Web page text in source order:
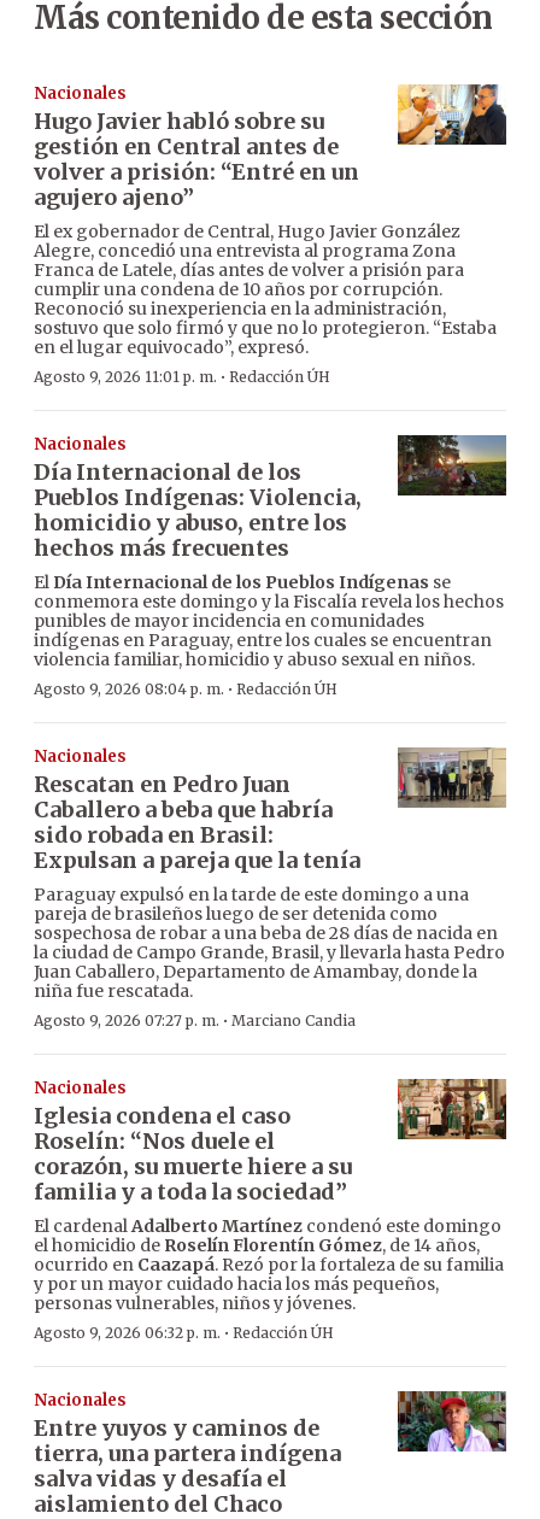
Más contenido de esta sección
Nacionales
Hugo Javier habló sobre su
gestión en Central antes de
volver a prisión: “Entré en un
agujero ajeno”
El ex gobernador de Central, Hugo Javier González
Alegre, concedió una entrevista al programa Zona
Franca de Latele, días antes de volver a prisión para
cumplir una condena de 10 años por corrupción.
Reconoció su inexperiencia en la administración,
sostuvo que solo firmó y que no lo protegieron. “Estaba
en el lugar equivocado”, expresó.
Agosto 9, 2026 11:01 p. m. · Redacción ÚH
Nacionales
Día Internacional de los
Pueblos Indígenas: Violencia,
homicidio y abuso, entre los
hechos más frecuentes
El Día Internacional de los Pueblos Indígenas se
conmemora este domingo y la Fiscalía revela los hechos
punibles de mayor incidencia en comunidades
indígenas en Paraguay, entre los cuales se encuentran
violencia familiar, homicidio y abuso sexual en niños.
Agosto 9, 2026 08:04 p. m. · Redacción ÚH
Nacionales
Rescatan en Pedro Juan
Caballero a beba que habría
sido robada en Brasil:
Expulsan a pareja que la tenía
Paraguay expulsó en la tarde de este domingo a una
pareja de brasileños luego de ser detenida como
sospechosa de robar a una beba de 28 días de nacida en
la ciudad de Campo Grande, Brasil, y llevarla hasta Pedro
Juan Caballero, Departamento de Amambay, donde la
niña fue rescatada.
Agosto 9, 2026 07:27 p. m. · Marciano Candia
Nacionales
Iglesia condena el caso
Roselín: “Nos duele el
corazón, su muerte hiere a su
familia y a toda la sociedad”
El cardenalAdalberto Martínez condenó este domingo
el homicidio de Roselín Florentín Gómez, de 14 años,
ocurrido en Caazapá. Rezó por la fortaleza de su familia
y por un mayor cuidado hacia los más pequeños,
personas vulnerables, niños y jóvenes.
Agosto 9, 2026 06:32 p. m. · Redacción ÚH
Nacionales
Entre yuyos y caminos de
tierra, una partera indígena
salva vidas y desafía el
aislamiento del Chaco